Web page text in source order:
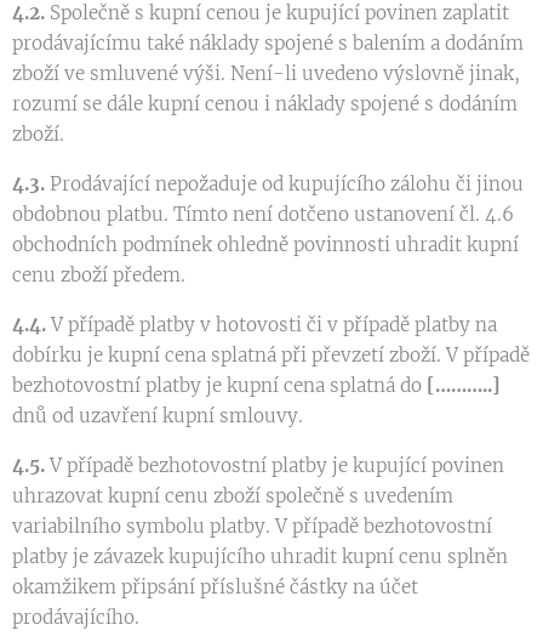
4.2. Společně s kupní cenou je kupující povinen zaplatit
prodávajícímu také náklady spojené s balením a dodáním
zboží ve smluvené výši. Není-li uvedeno výslovně jinak,
rozumí se dále kupní cenou i náklady spojené s dodáním
zboží.
4.3. Prodávající nepožaduje od kupujícího zálohu či jinou
obdobnou platbu. Tímto není dotčeno ustanovení čl. 4.6
obchodních podmínek ohledně povinnosti uhradit kupní
cenu zboží předem.
4.4.V případě platby v hotovosti či v případě platby na
dobírku je kupní cena splatná při převzetí zboží. V případě
bezhotovostní platby je kupní cena splatná do [………..]
dnů od uzavření kupní smlouvy.
4.5.V případě bezhotovostní platby je kupující povinen
uhrazovat kupní cenu zboží společně s uvedením
variabilního symbolu platby. V případě bezhotovostní
platby je závazek kupujícího uhradit kupní cenu splněn
okamžikem připsání příslušné částky na účet
prodávajícího.